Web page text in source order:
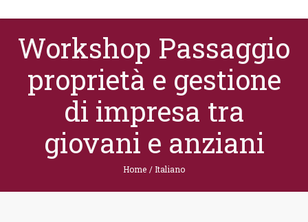
Workshop Passaggio
proprietà e gestione
di impresa tra
giovani e anziani
Home /Italiano